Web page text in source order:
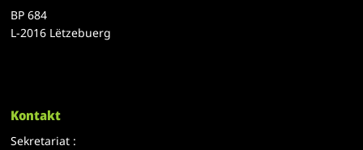
BP 684
L-2016 Lëtzebuerg
Kontakt
Sekretariat :